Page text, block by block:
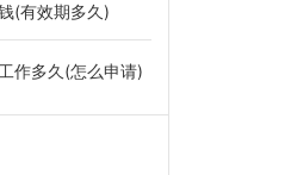
(有效期多久)
作多久(怎么申请)